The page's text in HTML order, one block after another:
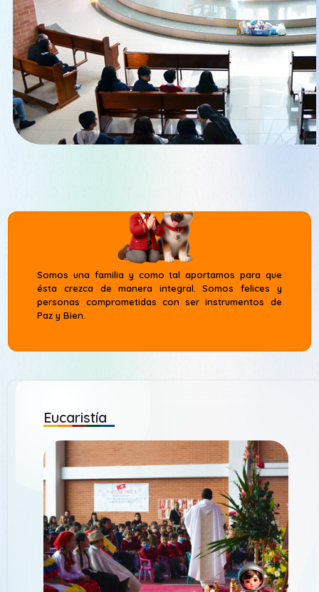
Somos una familia y como tal aportamos para que
ésta crezca de manera integral. Somos felices y
personas comprometidas con ser instrumentos de
Paz y Bien.
Eucaristía